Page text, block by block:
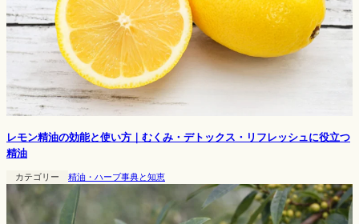
レモン精油の効能と使い方｜むくみ・デトックス・リフレッシュに役立つ
精油
カテゴリー 精油・ハーブ事典と知恵